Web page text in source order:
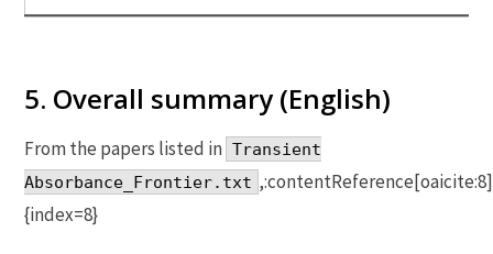
5. Overall summary (English)
From the papers listed in Transient
Absorbance_Frontier.txt ,:contentReference[oaicite:8]
{index=8}